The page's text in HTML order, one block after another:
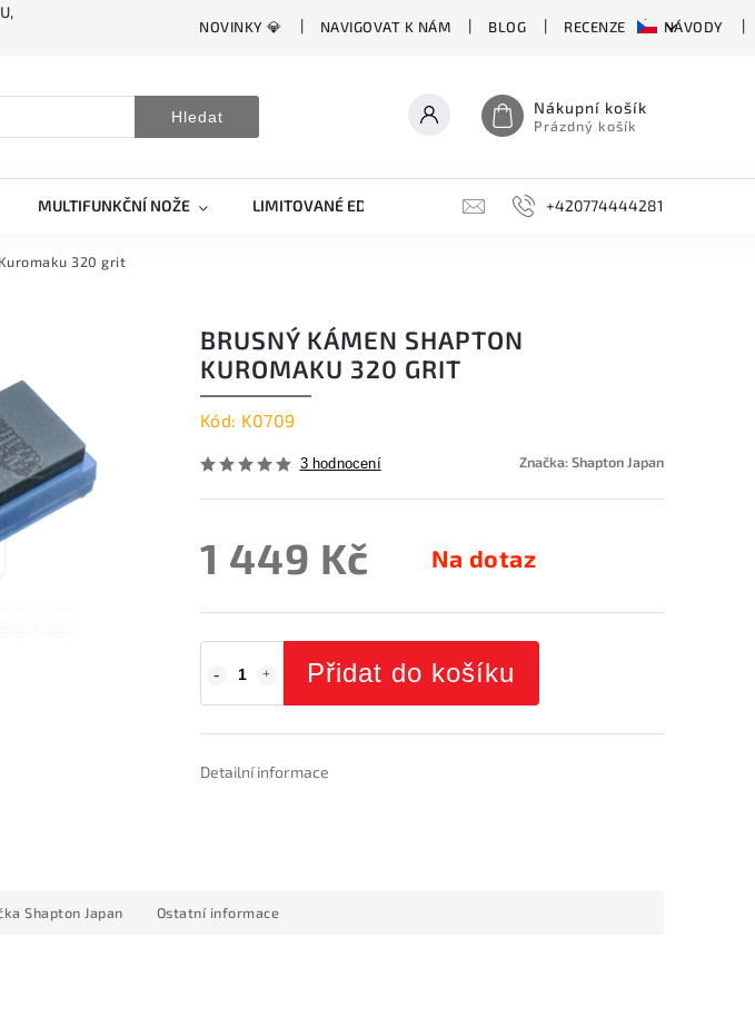
NOVINKY 💎 NAVIGOVAT K NÁM BLOG RECENZE NÁVODY
Hledat Nákupní košík
Prázdný košík
MULTIFUNKČNÍ NOŽE LIMITOVANÉ EDICE BROUSKY, BRUSKY, OCÍLKY
+420774444281
320 grit
BRUSNÝ KÁMEN SHAPTON
KUROMAKU 320 GRIT
Kód: K0709
3 hodnocení Značka:Shapton Japan
1 449 Kč Na dotaz
Přidat do košíku
Detailní informace
Shapton Japan Ostatní informace